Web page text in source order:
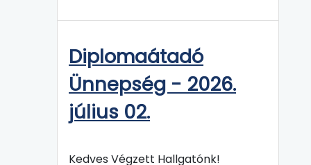
Diplomaátadó
Ünnepség - 2026.
július 02.
Kedves Végzett Hallgatónk!